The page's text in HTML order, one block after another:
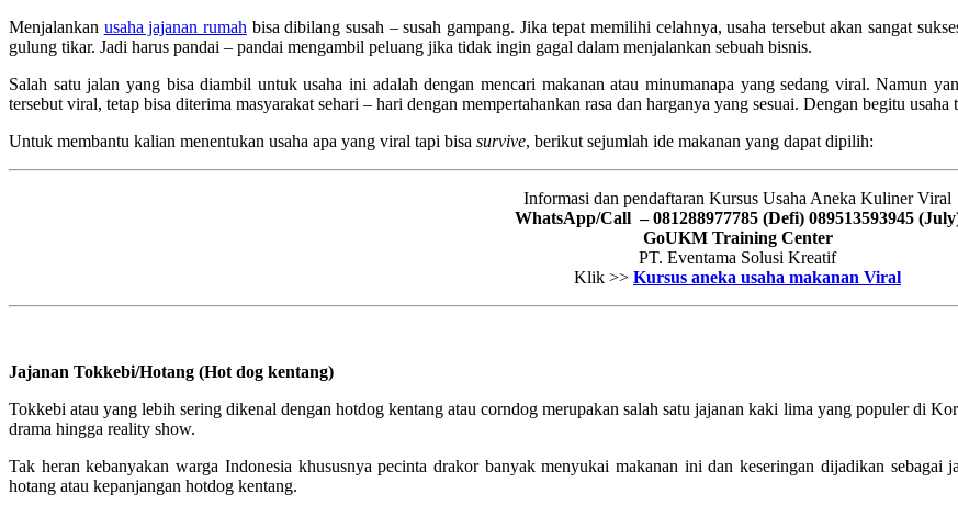
Menjalankan usaha jajanan rumah bisa dibilang susah – susah gampang. Jika tepat memilihi celahnya, usaha tersebut akan sangat
gulung tikar. Jadi harus pandai – pandai mengambil peluang jika tidak ingin gagal dalam menjalankan sebuah bisnis.
Salah satu jalan yang bisa diambil untuk usaha ini adalah dengan mencari makanan atau minumanapa yang sedang viral. Namun
tersebut viral, tetap bisa diterima masyarakat sehari – hari dengan mempertahankan rasa dan harganya yang sesuai. Dengan begitu usaha
Untuk membantu kalian menentukan usaha apa yang viral tapi bisa survive, berikut sejumlah ide makanan yang dapat dipilih:
Informasi dan pendaftaran Kursus Usaha Aneka Kuliner Viral
WhatsApp/Call – 081288977785 (Defi) 089513593945
GoUKM Training Center
PT. Eventama Solusi Kreatif
Klik >> Kursus aneka usaha makanan Viral
Jajanan Tokkebi/Hotang (Hot dog kentang)
Tokkebi atau yang lebih sering dikenal dengan hotdog kentang atau corndog merupakan salah satu jajanan kaki lima yang populer di
drama hingga reality show.
Tak heran kebanyakan warga Indonesia khususnya pecinta drakor banyak menyukai makanan ini dan keseringan dijadikan sebagai
hotang atau kepanjangan hotdog kentang.